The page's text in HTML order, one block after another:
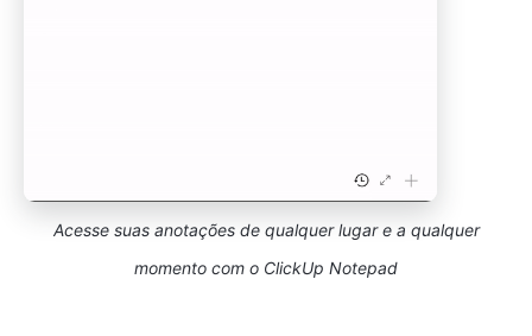
Acesse suas anotações de qualquer lugar e a qualquer
momento com o ClickUp Notepad